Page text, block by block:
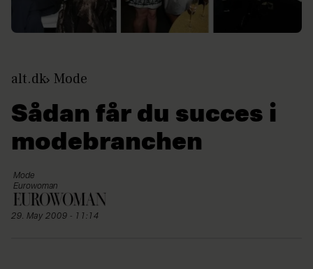
alt.dk Mode
Sådan får du succes i
modebranchen
Mode
Eurowoman
29. May 2009 - 11:14